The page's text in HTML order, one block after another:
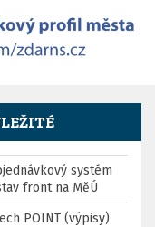
systém
front na MěÚ
POINT (výpisy)